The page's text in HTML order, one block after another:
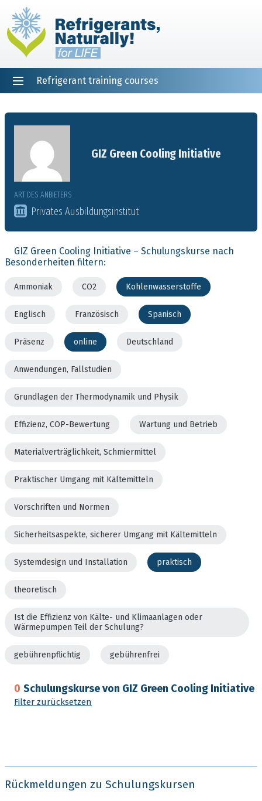
Refrigerant training courses
GIZ Green Cooling Initiative
ART DES ANBIETERS
Privates Ausbildungsinstitut
GIZ Green Cooling Initiative – Schulungskurse nach
Besonderheiten filtern:
Ammoniak CO2 Kohlenwasserstoffe
Englisch Französisch Spanisch
Präsenz online Deutschland
Anwendungen, Fallstudien
Grundlagen der Thermodynamik und Physik
Effizienz, COP-Bewertung Wartung und Betrieb
Materialverträglichkeit, Schmiermittel
Praktischer Umgang mit Kältemitteln
Vorschriften und Normen
Sicherheitsaspekte, sicherer Umgang mit Kältemitteln
Systemdesign und Installation praktisch
theoretisch
Ist die Effizienz von Kälte- und Klimaanlagen oder
Wärmepumpen Teil der Schulung?
gebührenpflichtig gebührenfrei
0 Schulungskurse von GIZ Green Cooling Initiative
Filter zurücksetzen
Rückmeldungen zu Schulungskursen